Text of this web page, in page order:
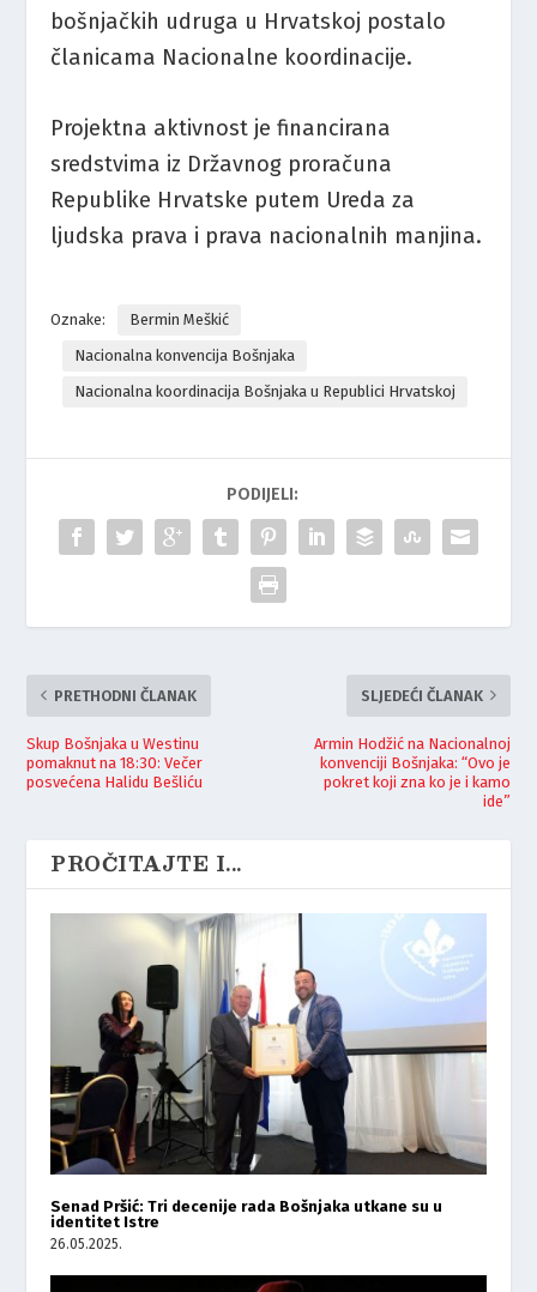
bošnjačkih udruga u Hrvatskoj postalo
članicama Nacionalne koordinacije.
Projektna aktivnost je financirana
sredstvima iz Državnog proračuna
Republike Hrvatske putem Ureda za
ljudska prava i prava nacionalnih manjina.
Oznake:
Bermin Meškić
Nacionalna konvencija Bošnjaka
Nacionalna koordinacija Bošnjaka u Republici Hrvatskoj
PODIJELI:
PRETHODNI ČLANAK
Skup Bošnjaka u Westinu
pomaknut na 18:30: Večer
posvećena Halidu Bešliću
SLJEDEĆI ČLANAK
Armin Hodžić na Nacionalnoj
konvenciji Bošnjaka: “Ovo je
pokret koji zna ko je i kamo
ide”
PROČITAJTE I...
Senad Pršić: Tri decenije rada Bošnjaka utkane su u
identitet Istre
26.05.2025.